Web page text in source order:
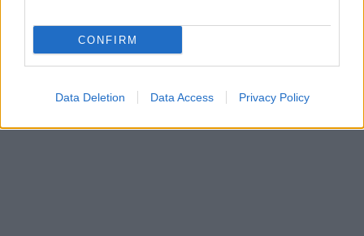
CONFIRM
Data Deletion Data Access Privacy Policy